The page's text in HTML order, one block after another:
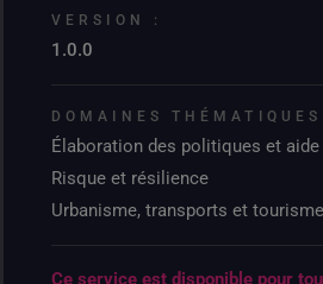
VERSION :
1.0.0
DOMAINES THÉMATIQUES
Élaboration des politiques et
Risque et résilience
Urbanisme, transports et tourisme
Ce service est disponible pour